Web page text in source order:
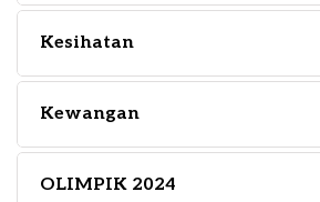
Kesihatan
Kewangan
OLIMPIK 2024